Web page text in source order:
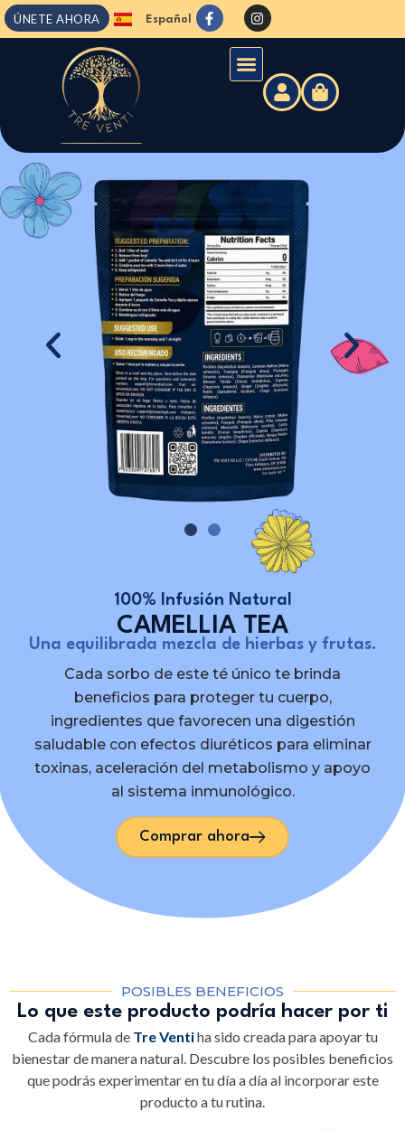
ÚNETE AHORA Español
English
Camellia Tea
100% Infusión Natural
CAMELLIA TEA
Una equilibrada mezcla de hierbas y frutas.
Cada sorbo de este té único te brinda
beneficios para proteger tu cuerpo,
ingredientes que favorecen una digestión
saludable con efectos diuréticos para eliminar
toxinas, aceleración del metabolismo y apoyo
al sistema inmunológico.
Comprar ahora
POSIBLES BENEFICIOS
Lo que este producto podría hacer por ti
Cada fórmula de Tre Ventiha sido creada para apoyar tu
bienestar de manera natural. Descubre los posibles beneficios
que podrás experimentar en tu día a día al incorporar este
producto a tu rutina.